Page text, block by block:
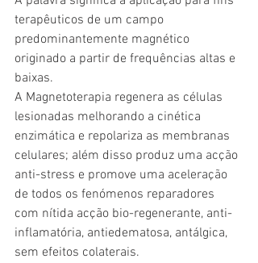
terapêuticos de um campo
predominantemente magnético
originado a partir de frequências altas e
baixas.
A Magnetoterapia regenera as células
lesionadas melhorando a cinética
enzimática e repolariza as membranas
celulares; além disso produz uma acção
anti-stress e promove uma aceleração
de todos os fenómenos reparadores
com nítida acção bio-regenerante, anti-
inflamatória, antiedematosa, antálgica,
sem efeitos colaterais.